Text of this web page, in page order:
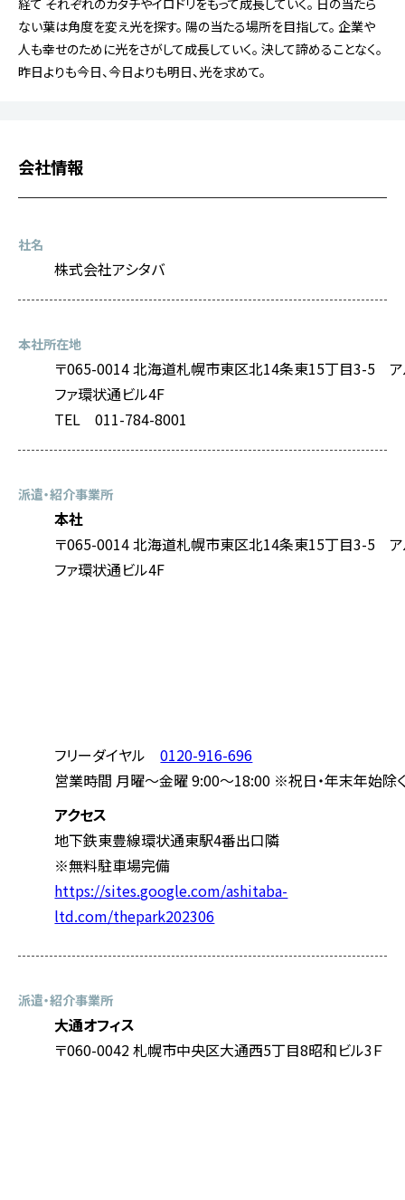
ない葉は角度を変え光を探す。 陽の当たる場所を目指して。 企業や
人も幸せのために光をさがして成長していく。 決して諦めることなく。
昨日よりも今日、今日よりも明日、光を求めて。
会社情報
社名
株式会社アシタバ
本社所在地
〒065-0014 北海道札幌市東区北14条東15丁目3-5
ファ環状通ビル4F
TEL 011-784-8001
派遣・紹介事業所
本社
〒065-0014 北海道札幌市東区北14条東15丁目3-5
ファ環状通ビル4F
フリーダイヤル0120-916-696
営業時間 月曜～金曜 9:00～18:00 ※祝日・年末年始除
アクセス
地下鉄東豊線環状通東駅4番出口隣
※無料駐車場完備
https://sites.google.com/ashitaba-
ltd.com/thepark202306
派遣・紹介事業所
大通オフィス
〒060-0042 札幌市中央区大通西5丁目8昭和ビル3Ｆ